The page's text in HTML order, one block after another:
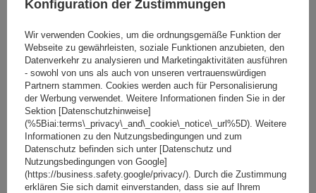
Mont Blanc AMC 5105-A43 Aluminium-Dachgepäckträger
Konfiguration der Zustimmungen
Wir verwenden Cookies, um die ordnungsgemäße Funktion der
Webseite zu gewährleisten, soziale Funktionen anzubieten, den
Datenverkehr zu analysieren und Marketingaktivitäten ausführen
- sowohl von uns als auch von unseren vertrauenswürdigen
Partnern stammen. Cookies werden auch für Personalisierung
der Werbung verwendet. Weitere Informationen finden Sie in der
Sektion [Datenschutzhinweise]
(%5Biai:terms\_privacy\_and\_cookie\_notice\_url%5D). Weitere
Informationen zu den Nutzungsbedingungen und zum
Datenschutz befinden sich unter [Datenschutz und
Nutzungsbedingungen von Google]
(https://business.safety.google/privacy/). Durch die Zustimmung
erklären Sie sich damit einverstanden, dass sie auf Ihrem